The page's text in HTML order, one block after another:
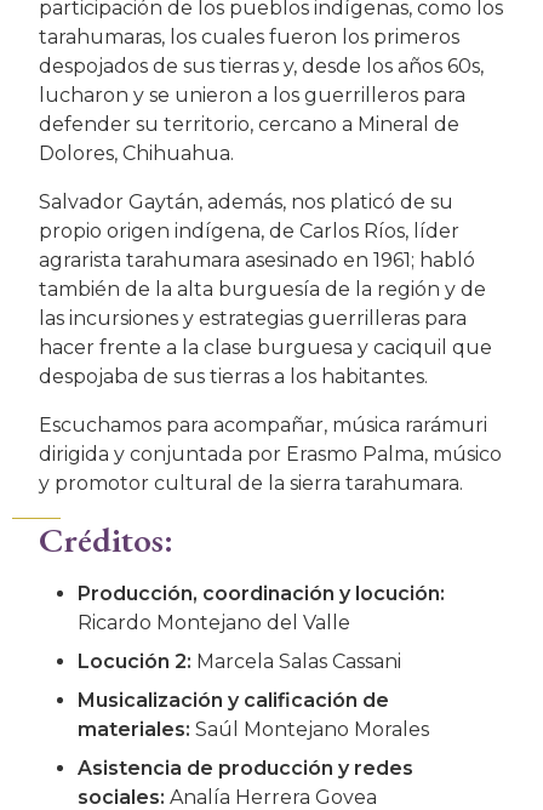
participación de los pueblos indígenas, como los
tarahumaras, los cuales fueron los primeros
despojados de sus tierras y, desde los años 60s,
lucharon y se unieron a los guerrilleros para
defender su territorio, cercano a Mineral de
Dolores, Chihuahua.
Salvador Gaytán, además, nos platicó de su
propio origen indígena, de Carlos Ríos, líder
agrarista tarahumara asesinado en 1961; habló
también de la alta burguesía de la región y de
las incursiones y estrategias guerrilleras para
hacer frente a la clase burguesa y caciquil que
despojaba de sus tierras a los habitantes.
Escuchamos para acompañar, música rarámuri
dirigida y conjuntada por Erasmo Palma, músico
y promotor cultural de la sierra tarahumara.
Créditos:
Producción, coordinación y locución:
Ricardo Montejano del Valle
Locución 2: Marcela Salas Cassani
Musicalización y calificación de
materiales: Saúl Montejano Morales
Asistencia de producción y redes
sociales: Analía Herrera Govea